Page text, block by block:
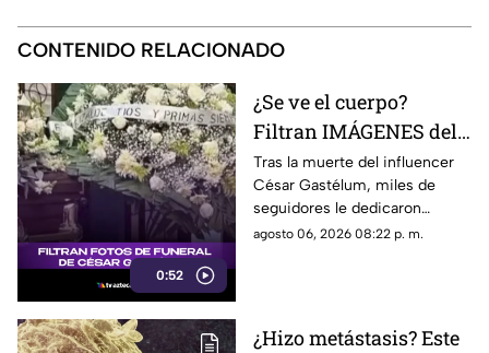
CONTENIDO RELACIONADO
0:52
¿Se ve el cuerpo?
Filtran IMÁGENES del
funeral de César
Gastélum [VIDEO]
Tras la muerte del influencer
César Gastélum, miles de
seguidores le dedicaron
mensajes de despedida,
agosto 06, 2026 08:22 p. m.
¿Hizo metástasis? Este